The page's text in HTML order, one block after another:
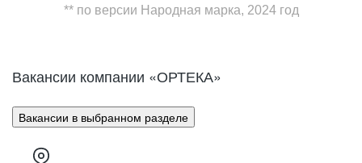
** по версии Народная марка, 2024 год
Вакансии компании «ОРТЕКА»
Вакансии в выбранном разделе